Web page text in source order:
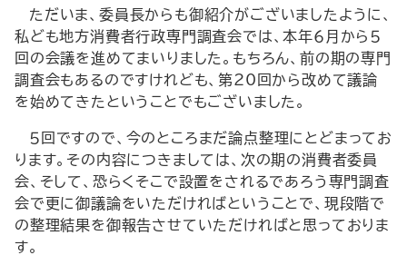
ただいま、委員長からも御紹介がございましたように、
私ども地方消費者行政専門調査会では、本年６月から５
回の会議を進めてまいりました。もちろん、前の期の専門
調査会もあるのですけれども、第20回から改めて議論
を始めてきたということでもございました。
５回ですので、今のところまだ論点整理にとどまってお
ります。その内容につきましては、次の期の消費者委員
会、そして、恐らくそこで設置をされるであろう専門調査
会で更に御議論をいただければということで、現段階で
の整理結果を御報告させていただければと思っておりま
す。